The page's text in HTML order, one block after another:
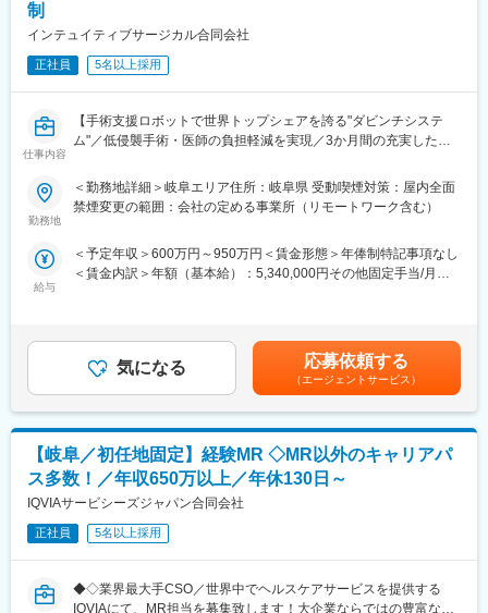
ただきます。
■将来的なキャリア：
別の医療機器プロジェクトに挑戦することも可能ですし、医薬品
営業であるMRのプロジェクトに参加していただくことも可能で
医療営業として専門性を磨き管理職を目指すのはもちろん、他事
業部やグループ会社への異動実績も豊富にございます。（※病院の
経営コンサル、医薬品メーカーのマーケティング支援、人事担当
営業経験を活かして様々なキャリアプランを実現できるのは、当
社ならではの強みです。
後に身に付ける意欲があれば問題ございません。 社員の活躍事例
についての詳細は、是非こちらのURLも併せてご覧ください。
https://healthcarecareerpark.iqvia.com/
変更の範囲：会社の定める業務
制
インテュイティブサージカル合同会社
正社員 5名以上採用
仕事内容
【手術支援ロボットで世界トップシェアを誇る"ダビンチシステ
ム"／低侵襲手術・医師の負担軽減を実現／3か月間の充実したト
■業務内容：
今回のクリニカルセールスは、当社の「ダヴィンチシステム」を
せん
〈具体的には〉
る促進に繋げます。
※泌尿器科では同社製品を使っているものの他の科で使って頂けて
いない場合など、使用経験の無い医師へのアプローチを含む
◇外科医、医療スタッフとのダビンチ手術に関するMTG、ダヴィ
ンチを使用した手術への立会い
◇サーティフィケイト（手術用ロボット"ダビンチシステム"を使用
するための認定証）取得サポート。同社製品の適性使用のための
医療従者とのトレーニング。
■働き方
す。
勤務地
＜勤務地詳細＞岐阜エリア住所：岐阜県 受動喫煙対策：屋内全面
禁煙変更の範囲：会社の定める事業所（リモートワーク含む）
給与
＜予定年収＞600万円～950万円＜賃金形態＞年俸制特記事項なし
＜賃金内訳＞年額（基本給）：5,340,000円その他固定手当/月：
あり、選考を通じて上下する可能性があります。月給(月額)は固定
手当を含めた表記です。
気になる 応募依頼する
（エージェントサービス）
【岐阜／初任地固定】経験MR ◇MR以外のキャリアパ
ス多数！／年収650万以上／年休130日～
IQVIAサービシーズジャパン合同会社
正社員 5名以上採用
◆◇業界最大手CSO／世界中でヘルスケアサービスを提供する
IQVIAにて、MR担当を募集致します！大企業ならではの豊富なキ